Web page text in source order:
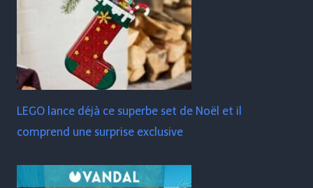
LEGO lance déjà ce superbe set de Noël et il
comprend une surprise exclusive